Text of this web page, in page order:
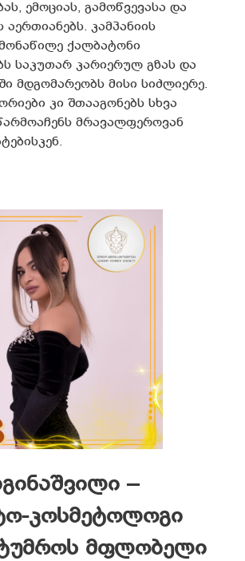
ემოციას, გამოწვევასა და
აერთიანებს. კამპანიის
ქალბატონი
საკუთარ კარიერულ გზას და
მდგომარეობს მისი სიძლიერე.
კი შთააგონებს სხვა
მრავალფეროვან
–
კოსმეტოლოგი
მფლობელი